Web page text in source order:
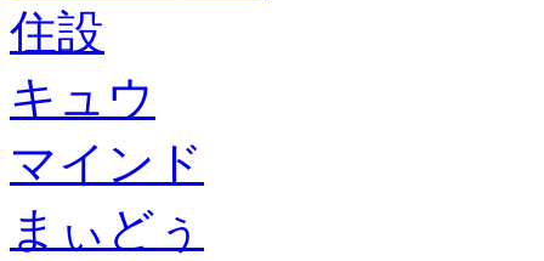
住設
キュウ
マインド
まぃどぅ